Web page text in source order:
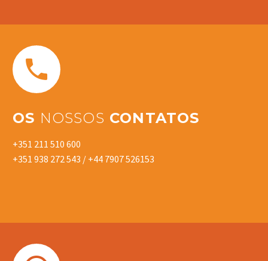


OS NOSSOS CONTATOS
+351 211 510 600
+351 938 272 543 / +44 7907 526153